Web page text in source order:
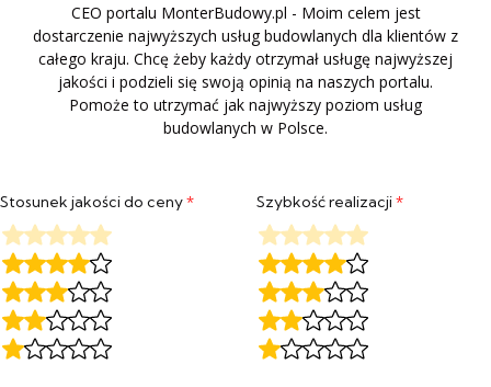
CEO portalu MonterBudowy.pl - Moim celem jest
dostarczenie najwyższych usług budowlanych dla klientów z
całego kraju. Chcę żeby każdy otrzymał usługę najwyższej
jakości i podzieli się swoją opinią na naszych portalu.
Pomoże to utrzymać jak najwyższy poziom usług
budowlanych w Polsce.
Stosunek jakości do ceny* Szybkość realizacji*